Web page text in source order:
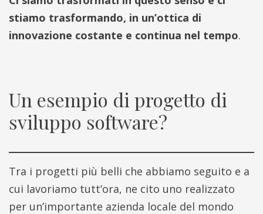
stiamo trasformando, in un’ottica di
innovazione costante e continua nel tempo.
Un esempio di progetto di
sviluppo software?
Tra i progetti più belli che abbiamo seguito e a
cui lavoriamo tutt’ora, ne cito uno realizzato
per un’importante azienda locale del mondo